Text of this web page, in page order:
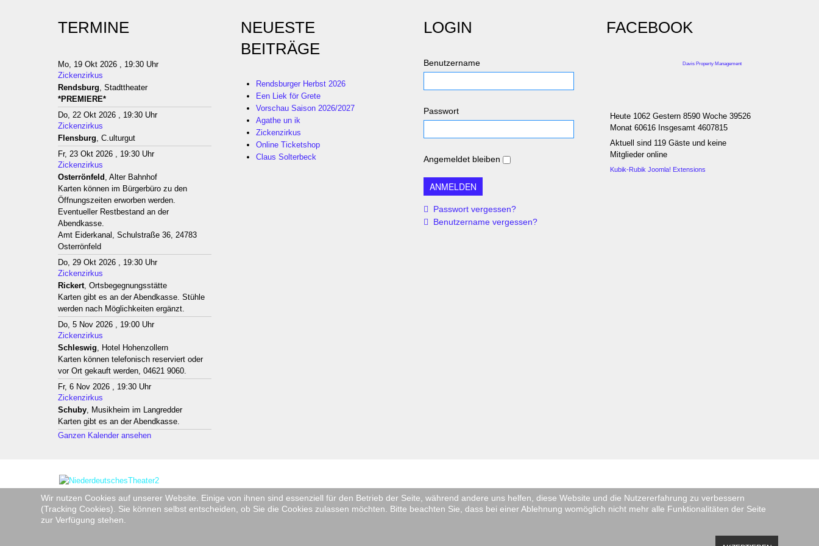
TERMINE
Mo, 19 Okt 2026 , 19:30 Uhr
Zickenzirkus
Rendsburg, Stadttheater
*PREMIERE*
Do, 22 Okt 2026 , 19:30 Uhr
Zickenzirkus
Flensburg, C.ulturgut
Fr, 23 Okt 2026 , 19:30 Uhr
Zickenzirkus
Osterrönfeld , Alter Bahnhof
Karten können im Bürgerbüro zu den
Öffnungszeiten erworben werden.
Eventueller Restbestand an der
Abendkasse.
Amt Eiderkanal, Schulstraße 36, 24783
Osterrönfeld
Do, 29 Okt 2026 , 19:30 Uhr
Zickenzirkus
Rickert, Ortsbegegnungsstätte
Karten gibt es an der Abendkasse. Stühle
werden nach Möglichkeiten ergänzt.
Do, 5 Nov 2026 , 19:00 Uhr
Zickenzirkus
Schleswig, Hotel Hohenzollern
Karten können telefonisch reserviert oder
vor Ort gekauft werden, 04621 9060.
Fr, 6 Nov 2026 , 19:30 Uhr
Zickenzirkus
Schuby, Musikheim im Langredder
Karten gibt es an der Abendkasse.
Ganzen Kalender ansehen
NEUESTE
BEITRÄGE
Rendsburger Herbst 2026
Een Liek för Grete
Vorschau Saison 2026/2027
Agathe un ik
Zickenzirkus
Online Ticketshop
Claus Solterbeck
LOGIN
Benutzername
Passwort
Angemeldet bleiben
Passwort vergessen?
Benutzername vergessen?
FACEBOOK
Davis Property Management
Heute 1062 Gestern 8590 Woche 39526
Monat 60616 Insgesamt 4607815
Aktuell sind 119 Gäste und keine
Mitglieder online
Kubik-Rubik Joomla! Extensions
Wir nutzen Cookies auf unserer Website. Einige von ihnen sind essenziell für den Betrieb der Seite, während andere uns helfen, diese Website und die Nutzererfahrung zu verbessern
(Tracking Cookies). Sie können selbst entscheiden, ob Sie die Cookies zulassen möchten. Bitte beachten Sie, dass bei einer Ablehnung womöglich nicht mehr alle Funktionalitäten der Seite
zur Verfügung stehen.